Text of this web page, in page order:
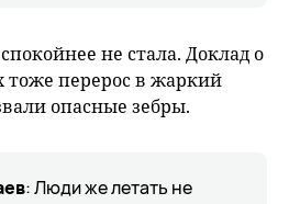
не стала. Доклад о
тоже перерос в жаркий
опасные зебры.
: Люди же летать не